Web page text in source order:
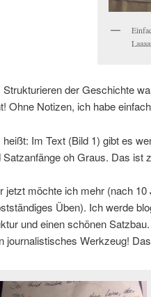
Strukturieren der Geschichte
Ohne Notizen, ich habe
heißt: Im Text (Bild 1) gibt es
Satzanfänge oh Graus. Das ist
jetzt möchte ich mehr (nach
Üben). Ich werde
und einen schönen
journalistisches Werkzeug!